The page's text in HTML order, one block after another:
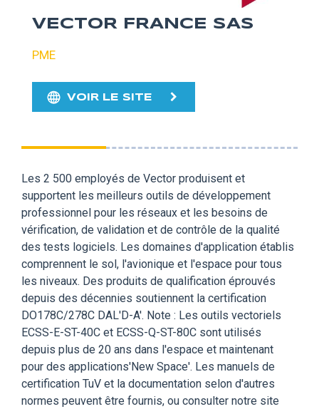
VECTOR FRANCE SAS
PME
VOIR LE SITE
Les 2 500 employés de Vector produisent et
supportent les meilleurs outils de développement
professionnel pour les réseaux et les besoins de
vérification, de validation et de contrôle de la qualité
des tests logiciels. Les domaines d'application établis
comprennent le sol, l'avionique et l'espace pour tous
les niveaux. Des produits de qualification éprouvés
depuis des décennies soutiennent la certification
DO178C/278C DAL'D-A'. Note : Les outils vectoriels
ECSS-E-ST-40C et ECSS-Q-ST-80C sont utilisés
depuis plus de 20 ans dans l'espace et maintenant
pour des applications'New Space'. Les manuels de
certification TuV et la documentation selon d'autres
normes peuvent être fournis, ou consulter notre site